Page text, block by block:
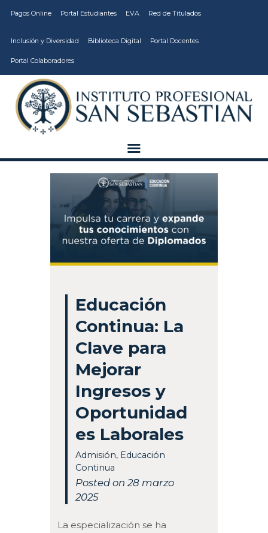
Pagos Online Portal Estudiantes EVA Red de Titulados
Inclusión y Diversidad Biblioteca Digital Portal Docentes
Portal Colaboradores
CARRERAS
VIDA ESTUDIANTIL
INSTITUCIÓN
VCM
EDUCACIÓN
CONTINUA
Educación
Continua: La
Clave para
Mejorar
Ingresos y
Oportunidad
es Laborales
Admisión, Educación
Continua
Posted on 28 marzo
2025
La especialización se ha